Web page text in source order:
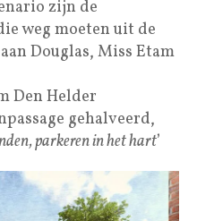
zijn de
weg moeten uit de
Douglas, Miss Etam
Den Helder
gehalveerd,
parkeren in het hart’